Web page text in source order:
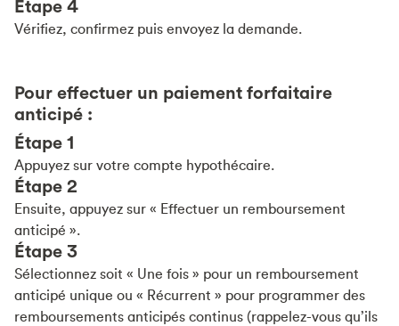
Étape 4
Vérifiez, confirmez puis envoyez la demande.
Pour effectuer un paiement forfaitaire
anticipé :
Étape 1
Appuyez sur votre compte hypothécaire.
Étape 2
Ensuite, appuyez sur « Effectuer un remboursement
anticipé ».
Étape 3
Sélectionnez soit « Une fois » pour un remboursement
anticipé unique ou « Récurrent » pour programmer des
remboursements anticipés continus (rappelez-vous qu’ils